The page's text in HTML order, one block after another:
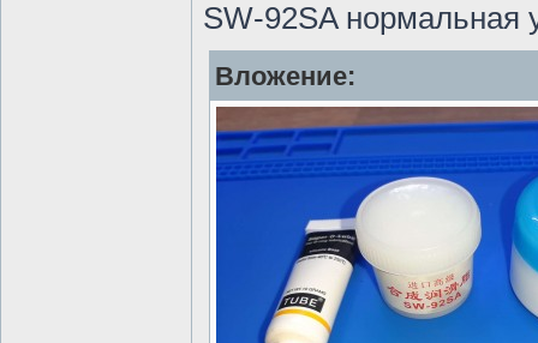
SW-92SA нормальная
Вложение: